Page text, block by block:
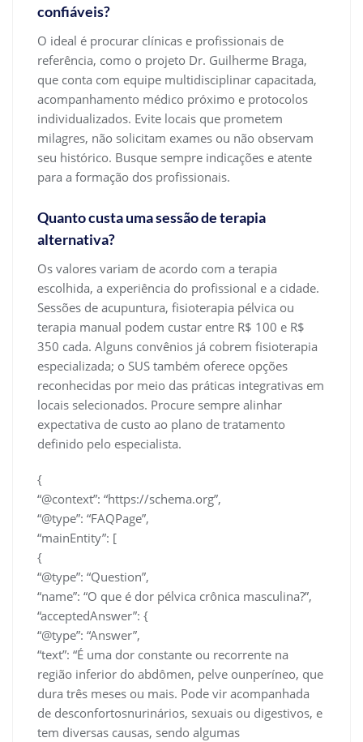
confiáveis?
O ideal é procurar clínicas e profissionais de
referência, como o projeto Dr. Guilherme Braga,
que conta com equipe multidisciplinar capacitada,
acompanhamento médico próximo e protocolos
individualizados. Evite locais que prometem
milagres, não solicitam exames ou não observam
seu histórico. Busque sempre indicações e atente
para a formação dos profissionais.
Quanto custa uma sessão de terapia
alternativa?
Os valores variam de acordo com a terapia
escolhida, a experiência do profissional e a cidade.
Sessões de acupuntura, fisioterapia pélvica ou
terapia manual podem custar entre R$ 100 e R$
350 cada. Alguns convênios já cobrem fisioterapia
especializada; o SUS também oferece opções
reconhecidas por meio das práticas integrativas em
locais selecionados. Procure sempre alinhar
expectativa de custo ao plano de tratamento
definido pelo especialista.
{
“@context”: “https://schema.org”,
“@type”: “FAQPage”,
“mainEntity”: [
{
“@type”: “Question”,
“name”: “O que é dor pélvica crônica masculina?”,
“acceptedAnswer”: {
“@type”: “Answer”,
“text”: “É uma dor constante ou recorrente na
região inferior do abdômen, pelve ounperíneo, que
dura três meses ou mais. Pode vir acompanhada
de desconfortosnurinários, sexuais ou digestivos, e
tem diversas causas, sendo algumas